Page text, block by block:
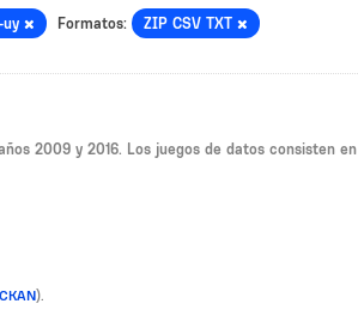
uy Formatos: ZIP CSV TXT
2009 y 2016. Los juegos de datos consisten en
).